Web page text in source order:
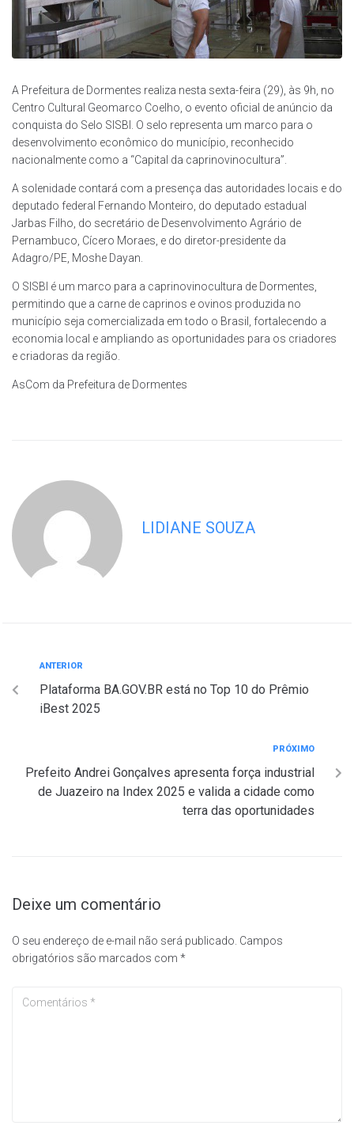
A Prefeitura de Dormentes realiza nesta sexta-feira (29), às 9h, no
Centro Cultural Geomarco Coelho, o evento oficial de anúncio da
conquista do Selo SISBI. O selo representa um marco para o
desenvolvimento econômico do município, reconhecido
nacionalmente como a “Capital da caprinovinocultura”.
A solenidade contará com a presença das autoridades locais e do
deputado federal Fernando Monteiro, do deputado estadual
Jarbas Filho, do secretário de Desenvolvimento Agrário de
Pernambuco, Cícero Moraes, e do diretor-presidente da
Adagro/PE, Moshe Dayan.
O SISBI é um marco para a caprinovinocultura de Dormentes,
permitindo que a carne de caprinos e ovinos produzida no
município seja comercializada em todo o Brasil, fortalecendo a
economia local e ampliando as oportunidades para os criadores
e criadoras da região.
AsCom da Prefeitura de Dormentes
LIDIANE SOUZA
ANTERIOR
Plataforma BA.GOV.BR está no Top 10 do Prêmio
iBest 2025
PRÓXIMO
Prefeito Andrei Gonçalves apresenta força industrial
de Juazeiro na Index 2025 e valida a cidade como
terra das oportunidades
Deixe um comentário
O seu endereço de e-mail não será publicado. Campos
obrigatórios são marcados com *